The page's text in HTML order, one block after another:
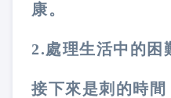
康。
2.處理生活中的困
接下來是刺的時間